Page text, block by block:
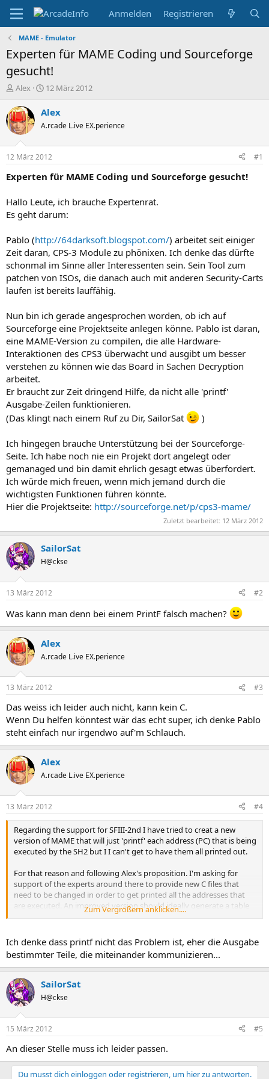
Anmelden Registrieren
MAME - Emulator
Experten für MAME Coding und Sourceforge
gesucht!
E
s
t
e
e
r
Alex
E
s
e
l
t
a
12 März 2012
Alex
A.rcade L.ive EX.perience
12 März 2012 #1
Experten für MAME Coding und Sourceforge gesucht!
Hallo Leute, ich brauche Expertenrat.
Es geht darum:
Pablo (http://64darksoft.blogspot.com/) arbeitet seit einiger
Zeit daran, CPS-3 Module zu phönixen. Ich denke das dürfte
schonmal im Sinne aller Interessenten sein. Sein Tool zum
patchen von ISOs, die danach auch mit anderen Security-Carts
laufen ist bereits lauffähig.
Nun bin ich gerade angesprochen worden, ob ich auf
Sourceforge eine Projektseite anlegen könne. Pablo ist daran,
eine MAME-Version zu compilen, die alle Hardware-
Interaktionen des CPS3 überwacht und ausgibt um besser
verstehen zu können wie das Board in Sachen Decryption
arbeitet.
Er braucht zur Zeit dringend Hilfe, da nicht alle 'printf'
Ausgabe-Zeilen funktionieren.
(Das klingt nach einem Ruf zu Dir, SailorSat
)
Ich hingegen brauche Unterstützung bei der Sourceforge-
Seite. Ich habe noch nie ein Projekt dort angelegt oder
gemanaged und bin damit ehrlich gesagt etwas überfordert.
Ich würde mich freuen, wenn mich jemand durch die
wichtigsten Funktionen führen könnte.
Hier die Projektseite: http://sourceforge.net/p/cps3-mame/
Zuletzt bearbeitet: 12 März 2012
SailorSat
H@ckse
13 März 2012 #2
Was kann man denn bei einem PrintF falsch machen?
Alex
A.rcade L.ive EX.perience
13 März 2012 #3
Das weiss ich leider auch nicht, kann kein C.
Wenn Du helfen könntest wär das echt super, ich denke Pablo
steht einfach nur irgendwo auf'm Schlauch.
Alex
A.rcade L.ive EX.perience
13 März 2012 #4
Regarding the support for SFIII-2nd I have tried to creat a new
version of MAME that will just 'printf' each address (PC) that is being
executed by the SH2 but I I can't get to have them all printed out.
For that reason and following Alex's proposition. I'm asking for
support of the experts around there to provide new C files that
need to be changed in order to get printed all the addresses that
are executed. An improved version should ideally generate a table
that sets to one te value of an address if it was exectued, so we
script in Notepad++ could do the job.
Zum Vergrößern anklicken....
Ich denke dass printf nicht das Problem ist, eher die Ausgabe
bestimmter Teile, die miteinander kommunizieren...
SailorSat
H@ckse
15 März 2012 #5
An dieser Stelle muss ich leider passen.
Du musst dich einloggen oder registrieren, um hier zu antworten.